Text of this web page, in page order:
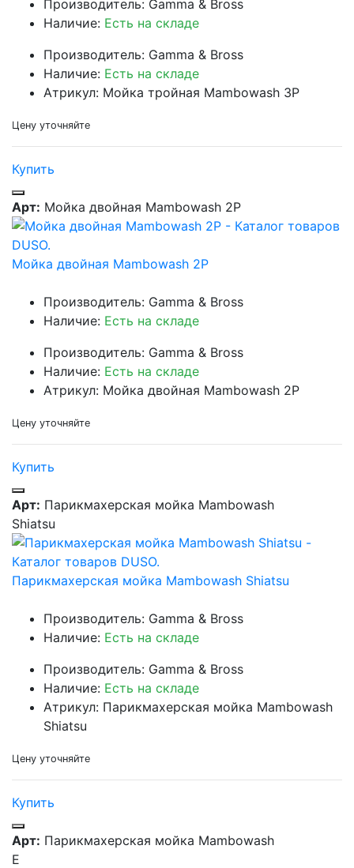
Производитель: Gamma & Bross
Наличие: Есть на складе
Производитель: Gamma & Bross
Наличие: Есть на складе
Атрикул: Мойка тройная Mambowash 3P
Цену уточняйте
Купить
Арт: Мойка двойная Mambowash 2P
Мойка двойная Mambowash 2P
Производитель: Gamma & Bross
Наличие: Есть на складе
Производитель: Gamma & Bross
Наличие: Есть на складе
Атрикул: Мойка двойная Mambowash 2P
Цену уточняйте
Купить
Арт: Парикмахерская мойка Mambowash
Shiatsu
Парикмахерская мойка Mambowash Shiatsu
Производитель: Gamma & Bross
Наличие: Есть на складе
Производитель: Gamma & Bross
Наличие: Есть на складе
Атрикул: Парикмахерская мойка Mambowash
Shiatsu
Цену уточняйте
Купить
Арт: Парикмахерская мойка Mambowash
E